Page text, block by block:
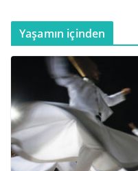
Yaşamın içinden